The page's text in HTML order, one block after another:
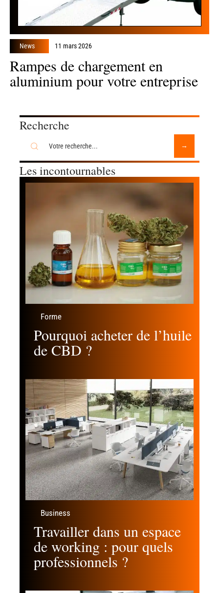
News 11 mars 2026
Rampes de chargement en
aluminium pour votre entreprise
Recherche
Les incontournables
Forme
Pourquoi acheter de l’huile
de CBD ?
Business
Travailler dans un espace
de working : pour quels
professionnels ?